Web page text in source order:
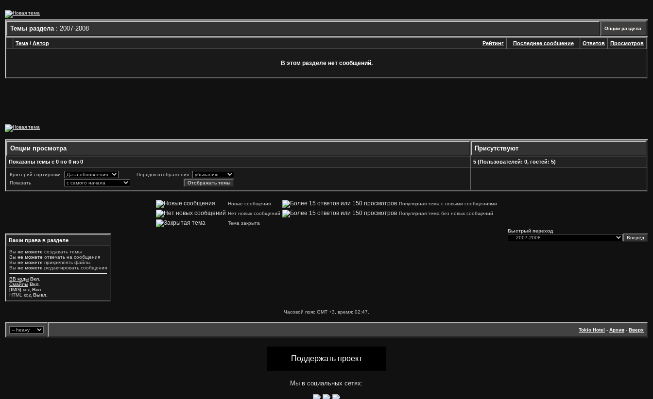
Темы раздела: 2007-2008 Опции раздела
Рейтинг
Тема / Автор Последнее сообщение Ответов Просмотров
В этом разделе нет сообщений.
Опции просмотра Присутствуют
Показаны темы с 0 по 0 из 0 5 (Пользователей: 0, гостей: 5)
Критерий сортировки
Порядок отображения
Показать
Новые сообщения
Популярная тема с новыми сообщениями
Нет новых сообщений
Популярная тема без новых сообщений
Тема закрыта
Ваши права в разделе
Вы не можете создавать темы
Вы не можете отвечать на сообщения
Вы не можете прикреплять файлы
Вы не можете редактировать сообщения
BB коды Вкл.
Смайлы Вкл.
[IMG] код Вкл.
HTML код Выкл.
Быстрый переход
Часовой пояс GMT +3, время: 02:47
Tokio Hotel - Архив - Вверх
Поддержать проект
Мы в социальных сетях: